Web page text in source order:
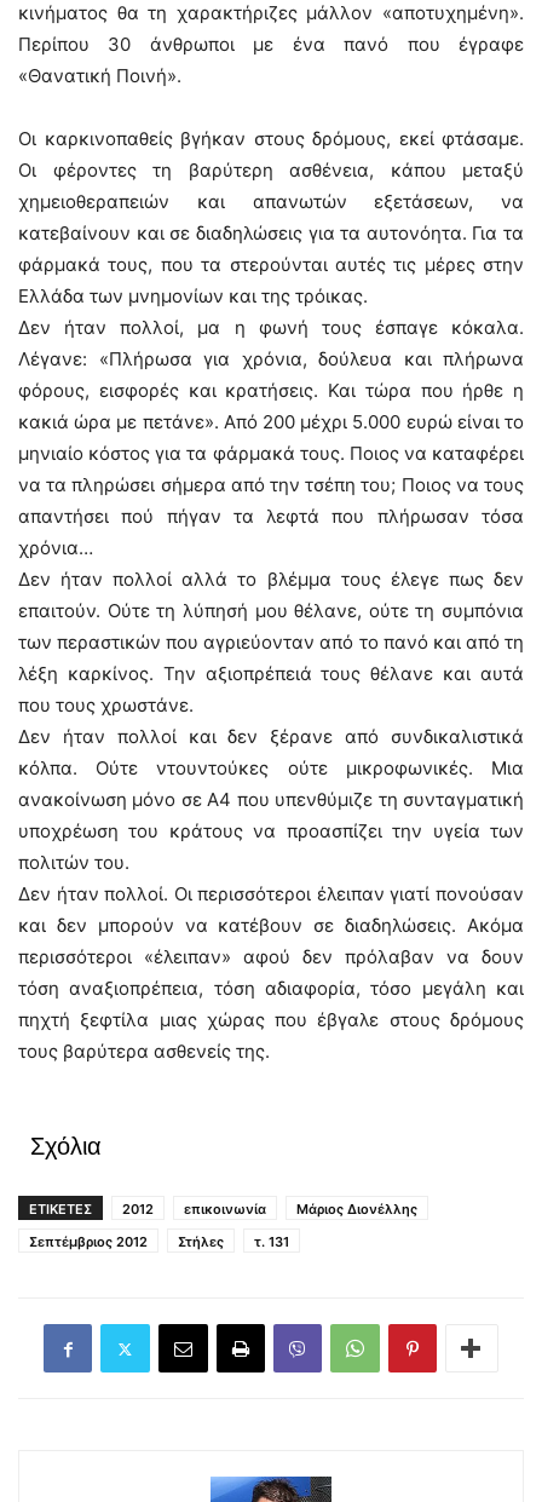
κινήματος θα τη χαρακτήριζες μάλλον «αποτυχημένη».
Περίπου 30 άνθρωποι με ένα πανό που έγραφε
«Θανατική Ποινή».
Οι καρκινοπαθείς βγήκαν στους δρόμους, εκεί φτάσαμε.
Οι φέροντες τη βαρύτερη ασθένεια, κάπου μεταξύ
χημειοθεραπειών και απανωτών εξετάσεων, να
κατεβαίνουν και σε διαδηλώσεις για τα αυτονόητα. Για τα
φάρμακά τους, που τα στερούνται αυτές τις μέρες στην
Ελλάδα των μνημονίων και της τρόικας.
Δεν ήταν πολλοί, μα η φωνή τους έσπαγε κόκαλα.
Λέγανε: «Πλήρωσα για χρόνια, δούλευα και πλήρωνα
φόρους, εισφορές και κρατήσεις. Και τώρα που ήρθε η
κακιά ώρα με πετάνε». Από 200 μέχρι 5.000 ευρώ είναι το
μηνιαίο κόστος για τα φάρμακά τους. Ποιος να καταφέρει
να τα πληρώσει σήμερα από την τσέπη του; Ποιος να τους
απαντήσει πού πήγαν τα λεφτά που πλήρωσαν τόσα
χρόνια…
Δεν ήταν πολλοί αλλά το βλέμμα τους έλεγε πως δεν
επαιτούν. Ούτε τη λύπησή μου θέλανε, ούτε τη συμπόνια
των περαστικών που αγριεύονταν από το πανό και από τη
λέξη καρκίνος. Την αξιοπρέπειά τους θέλανε και αυτά
που τους χρωστάνε.
Δεν ήταν πολλοί και δεν ξέρανε από συνδικαλιστικά
κόλπα. Ούτε ντουντούκες ούτε μικροφωνικές. Μια
ανακοίνωση μόνο σε Α4 που υπενθύμιζε τη συνταγματική
υποχρέωση του κράτους να προασπίζει την υγεία των
πολιτών του.
Δεν ήταν πολλοί. Οι περισσότεροι έλειπαν γιατί πονούσαν
και δεν μπορούν να κατέβουν σε διαδηλώσεις. Ακόμα
περισσότεροι «έλειπαν» αφού δεν πρόλαβαν να δουν
τόση αναξιοπρέπεια, τόση αδιαφορία, τόσο μεγάλη και
πηχτή ξεφτίλα μιας χώρας που έβγαλε στους δρόμους
τους βαρύτερα ασθενείς της.
Σχόλια
ΕΤΙΚΕΤΕΣ 2012 επικοινωνία
Μάριος Διονέλλης
Σεπτέμβριος 2012
Στήλες τ. 131